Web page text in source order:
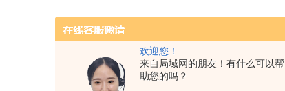
欢迎您！
来自局域网的朋友！有什么可以帮
助您的吗？